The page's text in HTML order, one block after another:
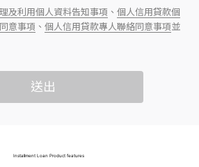
及利用個人資料告知事項 、 個人信用貸款個
意事項 、 個人信用貸款專人聯絡同意事項並
送出